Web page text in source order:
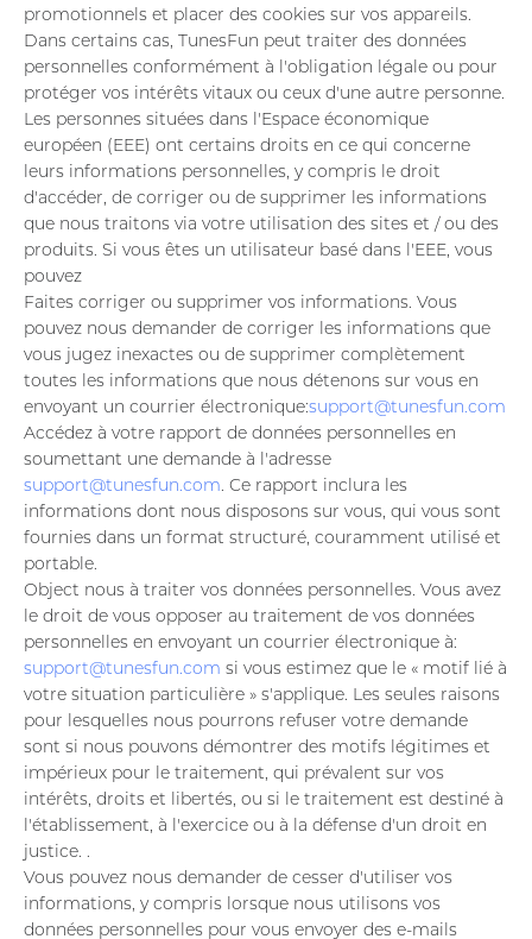
promotionnels et placer des cookies sur vos appareils.
Dans certains cas, TunesFun peut traiter des données
personnelles conformément à l'obligation légale ou pour
protéger vos intérêts vitaux ou ceux d'une autre personne.
Les personnes situées dans l'Espace économique
européen (EEE) ont certains droits en ce qui concerne
leurs informations personnelles, y compris le droit
d'accéder, de corriger ou de supprimer les informations
que nous traitons via votre utilisation des sites et / ou des
produits. Si vous êtes un utilisateur basé dans l'EEE, vous
pouvez
Faites corriger ou supprimer vos informations. Vous
pouvez nous demander de corriger les informations que
vous jugez inexactes ou de supprimer complètement
toutes les informations que nous détenons sur vous en
envoyant un courrier électronique:support@tunesfun.com
Accédez à votre rapport de données personnelles en
soumettant une demande à l'adresse
support@tunesfun.com. Ce rapport inclura les
informations dont nous disposons sur vous, qui vous sont
fournies dans un format structuré, couramment utilisé et
portable.
Object nous à traiter vos données personnelles. Vous avez
le droit de vous opposer au traitement de vos données
personnelles en envoyant un courrier électronique à:
support@tunesfun.com si vous estimez que le « motif lié à
votre situation particulière » s'applique. Les seules raisons
pour lesquelles nous pourrons refuser votre demande
sont si nous pouvons démontrer des motifs légitimes et
impérieux pour le traitement, qui prévalent sur vos
intérêts, droits et libertés, ou si le traitement est destiné à
l'établissement, à l'exercice ou à la défense d'un droit en
justice. .
Vous pouvez nous demander de cesser d'utiliser vos
informations, y compris lorsque nous utilisons vos
données personnelles pour vous envoyer des e-mails